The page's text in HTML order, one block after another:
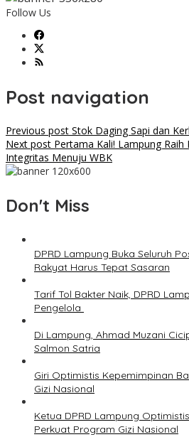
Follow Us
Post navigation
Previous post Stok Daging Sapi dan
Next post Pertama Kali! Lampung Raih
Integritas Menuju WBK
Don't Miss
DPRD Lampung Buka Seluruh
Rakyat Harus Tepat Sasaran
Tarif Tol Bakter Naik, DPRD
Pengelola
Di Lampung, Ahmad Muzani
Salmon Satria
Giri Optimistis Kepemimpinan
Gizi Nasional
Ketua DPRD Lampung
Perkuat Program Gizi Nasional